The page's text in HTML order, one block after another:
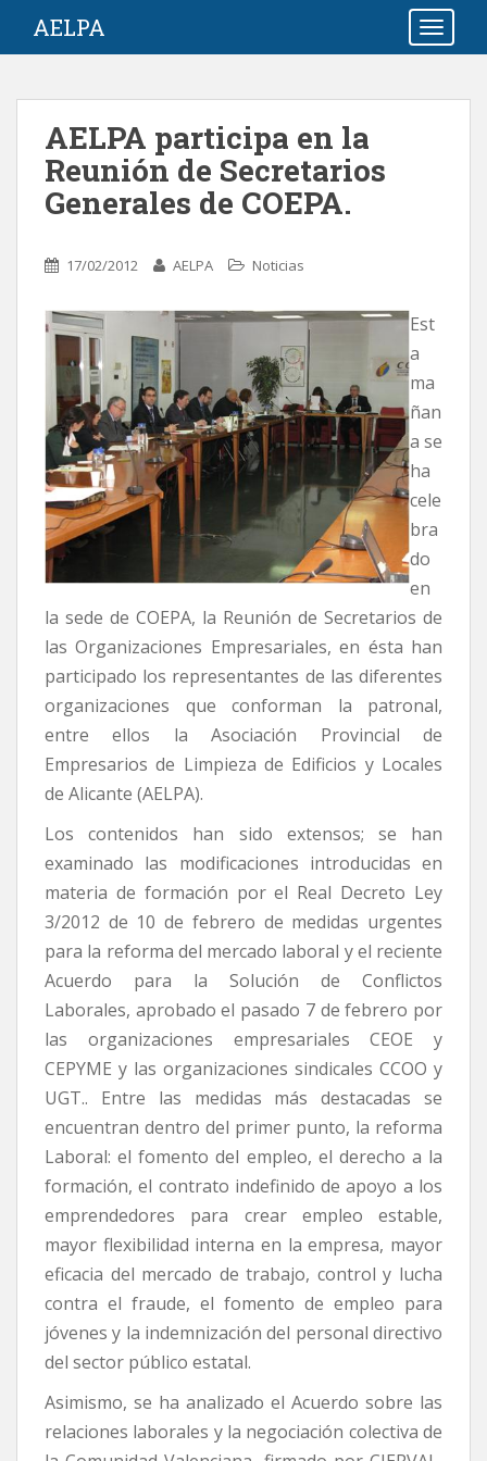
i
AELPA
AELPA participa en la
Reunión de Secretarios
Generales de COEPA.
17/02/2012 AELPA Noticias
Est
a
ma
ñan
a se
ha
cele
bra
do
en
la sede de COEPA, la Reunión de Secretarios de
las Organizaciones Empresariales, en ésta han
participado los representantes de las diferentes
organizaciones que conforman la patronal,
entre ellos la Asociación Provincial de
Empresarios de Limpieza de Edificios y Locales
de Alicante (AELPA).
Los contenidos han sido extensos; se han
examinado las modificaciones introducidas en
materia de formación por el Real Decreto Ley
3/2012 de 10 de febrero de medidas urgentes
para la reforma del mercado laboral y el reciente
Acuerdo para la Solución de Conflictos
Laborales, aprobado el pasado 7 de febrero por
las organizaciones empresariales CEOE y
CEPYME y las organizaciones sindicales CCOO y
UGT.. Entre las medidas más destacadas se
encuentran dentro del primer punto, la reforma
Laboral: el fomento del empleo, el derecho a la
formación, el contrato indefinido de apoyo a los
emprendedores para crear empleo estable,
mayor flexibilidad interna en la empresa, mayor
eficacia del mercado de trabajo, control y lucha
contra el fraude, el fomento de empleo para
jóvenes y la indemnización del personal directivo
del sector público estatal.
Asimismo, se ha analizado el Acuerdo sobre las
relaciones laborales y la negociación colectiva de